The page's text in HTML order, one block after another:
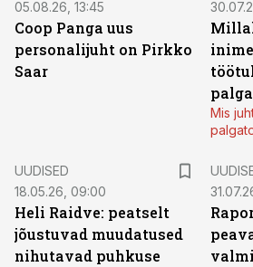
05.08.26, 13:45
Coop Panga uus
personalijuht on Pirkko
Saar
Mis
UUDISED
18.05.26, 09:00
Heli Raidve: peatselt
jõustuvad muudatused
nihutavad puhkuse